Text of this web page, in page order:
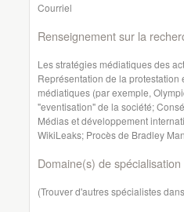
Courriel
Renseignement sur la
Les stratégies médiatiques des
Représentation de la
médiatiques (par exemple,
"eventisation" de la société;
Médias et développement
WikiLeaks; Procès de Bradley
Domaine(s) de spécialisation
(Trouver d'autres spécialistes